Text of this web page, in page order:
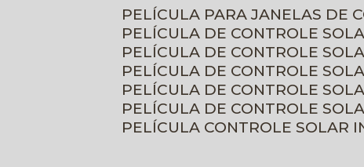
PELÍCULA PARA JANELAS DE
PELÍCULA DE CONTROLE
PELÍCULA DE CONTROLE
PELÍCULA DE CONTROLE
PELÍCULA DE CONTROLE
PELÍCULA DE CONTROLE
PELÍCULA CONTROLE SOLAR